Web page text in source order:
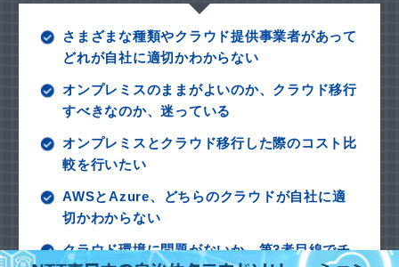
さまざまな種類やクラウド提供事業者があって
どれが自社に適切かわからない
オンプレミスのままがよいのか、クラウド移行
すべきなのか、迷っている
オンプレミスとクラウド移行した際のコスト比
較を行いたい
AWSとAzure、どちらのクラウドが自社に適
切かわからない
クラウド環境に問題がないか、第3者目線でチ